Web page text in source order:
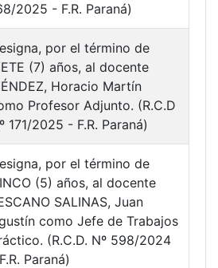
2025 - F.R. Paraná)
por el término de
(7) años, al docente
Horacio Martín
Profesor Adjunto. (R.C.D
171/2025 - F.R. Paraná)
por el término de
(5) años, al docente
SALINAS, Juan
como Jefe de Trabajos
(R.C.D. Nº 598/2024
Paraná)